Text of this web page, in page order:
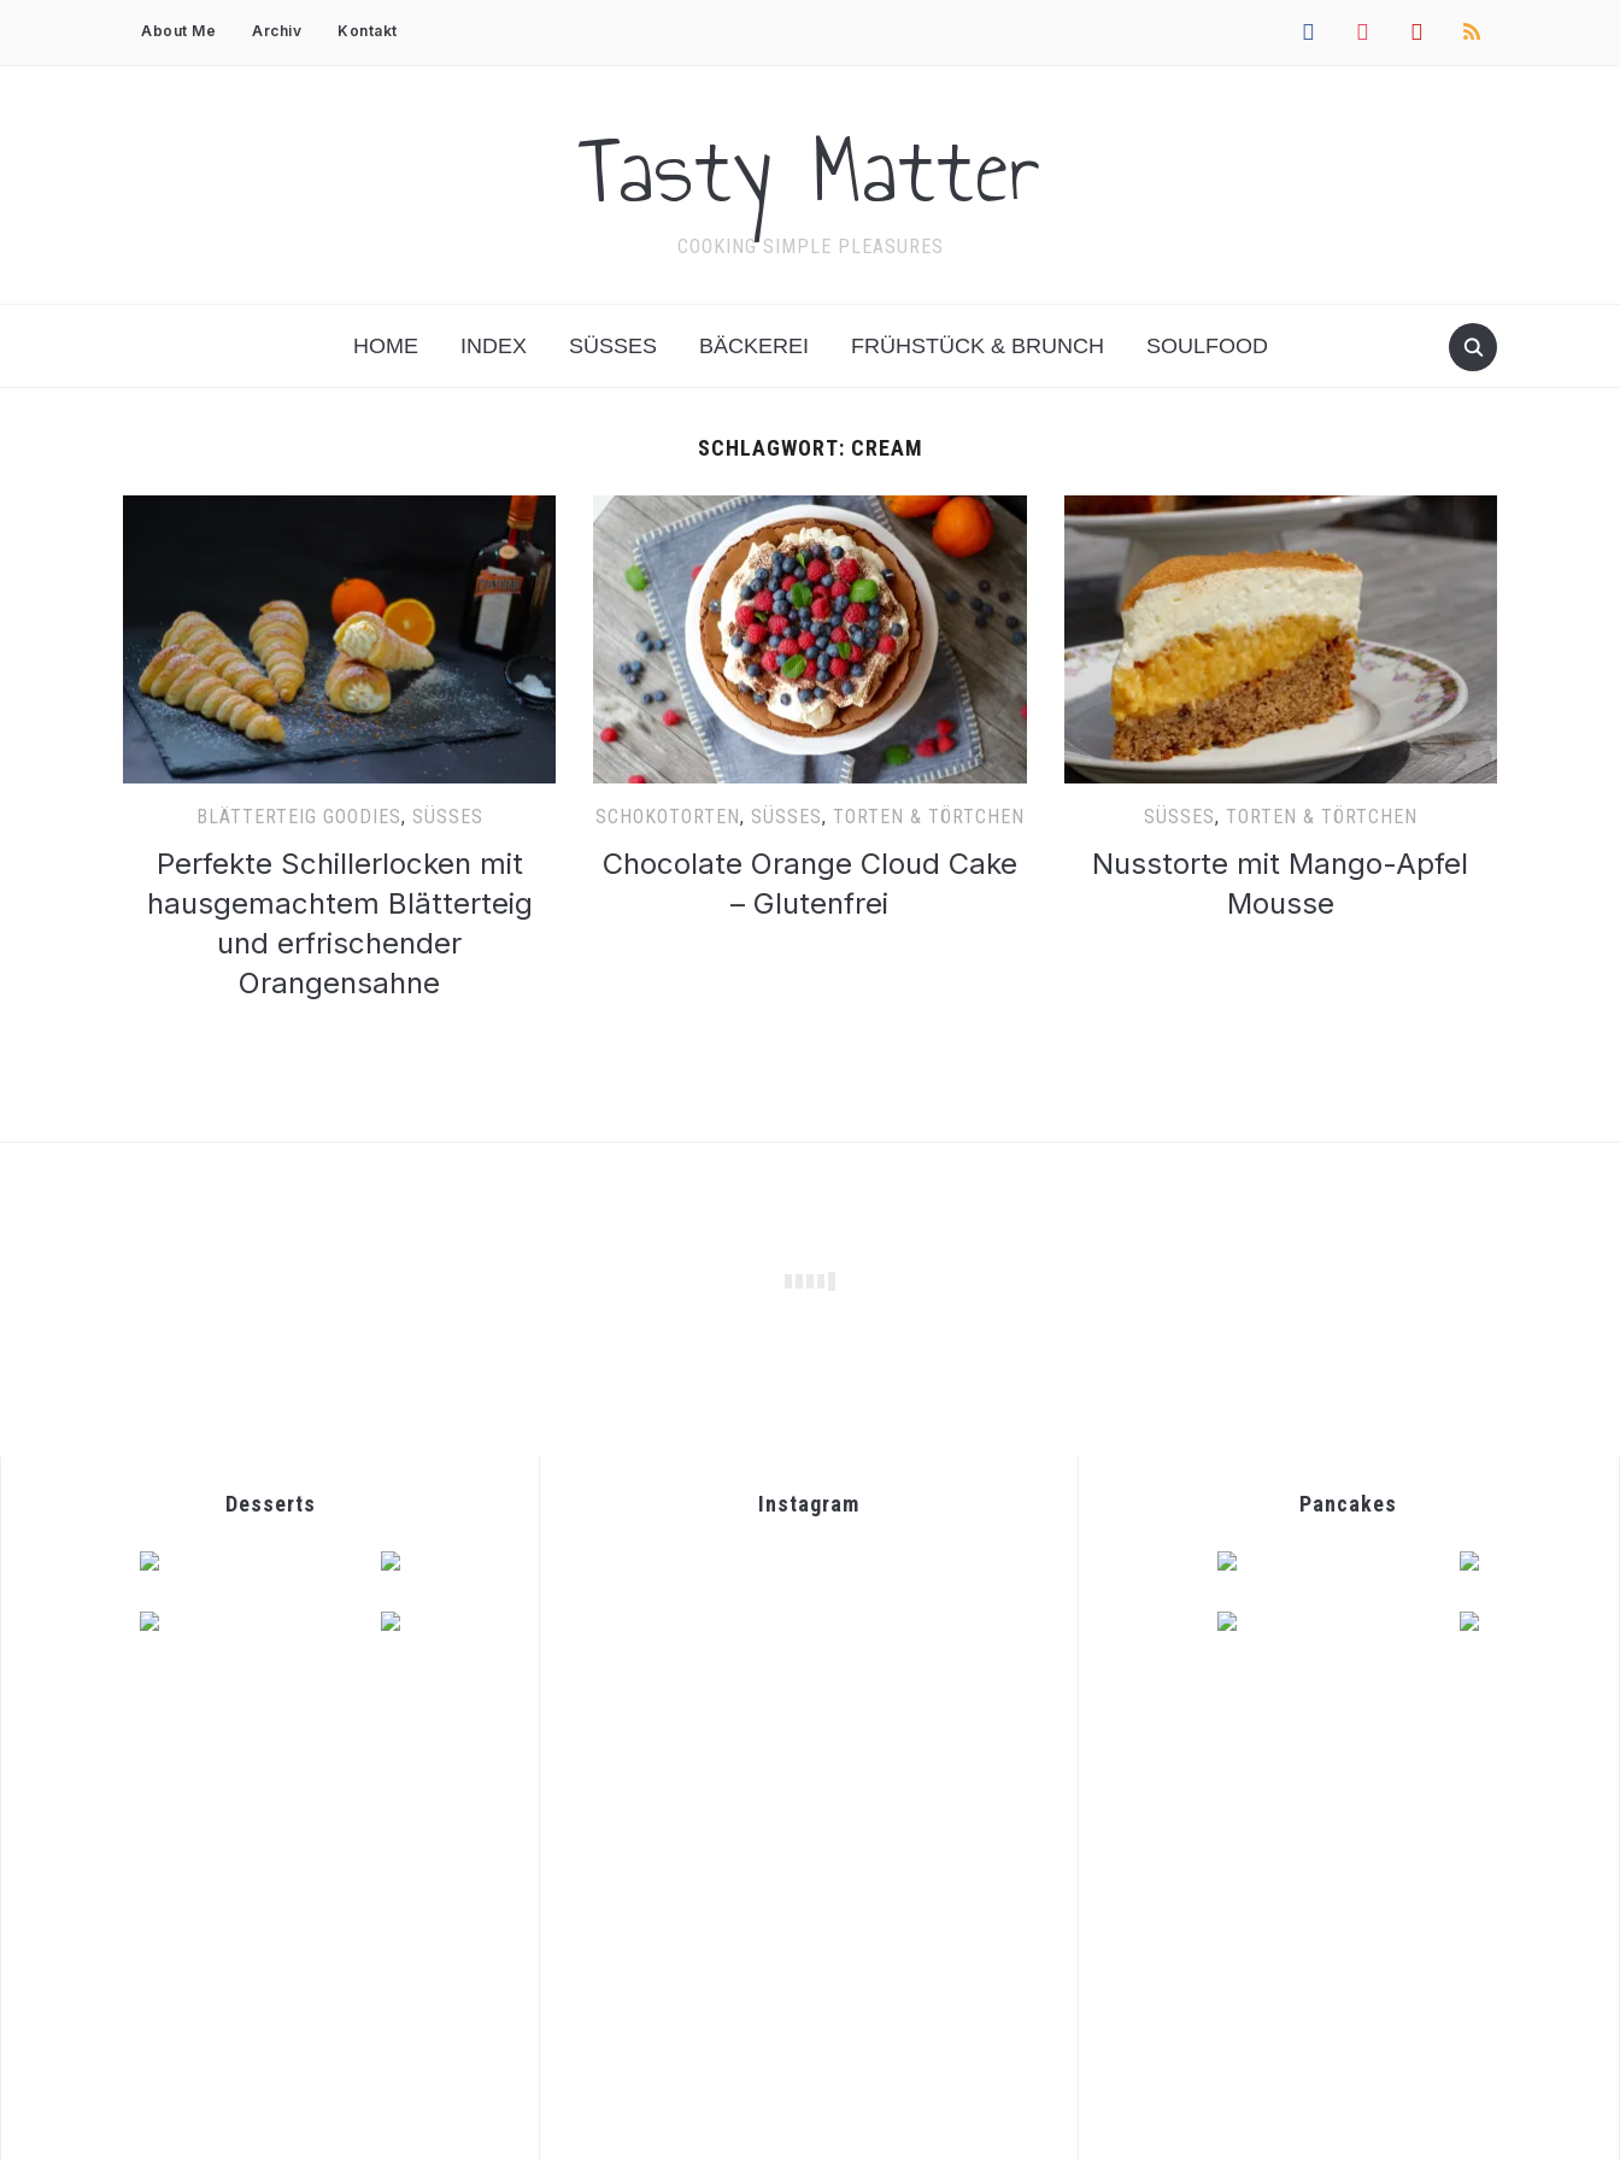
facebookinstagrampinterestrss
About Me Archiv Kontakt
Tasty Matter
COOKING SIMPLE PLEASURES
HOME INDEX SÜSSES BÄCKEREI FRÜHSTÜCK & BRUNCH SOULFOOD
SCHLAGWORT: CREAM
BLÄTTERTEIG GOODIES, SÜSSES
Perfekte Schillerlocken mit
hausgemachtem Blätterteig
und erfrischender
Orangensahne
SCHOKOTORTEN, SÜSSES , TORTEN & TÖRTCHEN
Chocolate Orange Cloud Cake
– Glutenfrei
SÜSSES , TORTEN & TÖRTCHEN
Nusstorte mit Mango-Apfel
Mousse
Desserts Instagram Pancakes